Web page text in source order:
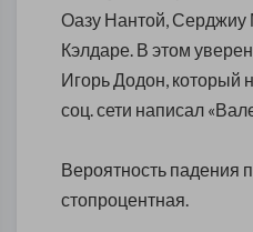
Оазу Нантой, Серджиу
Кэлдаре. В этом
Игорь Додон, который
соц. сети написал
Вероятность падения
стопроцентная.